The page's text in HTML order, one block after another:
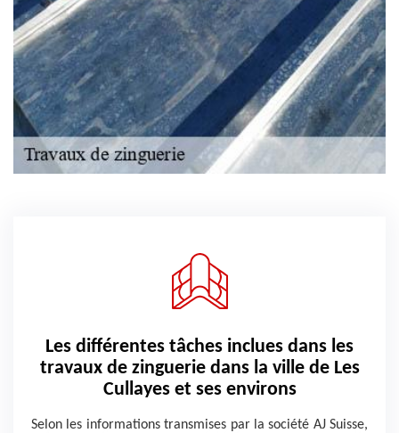
Les différentes tâches inclues dans les
travaux de zinguerie dans la ville de Les
Cullayes et ses environs
Selon les informations transmises par la société AJ Suisse,